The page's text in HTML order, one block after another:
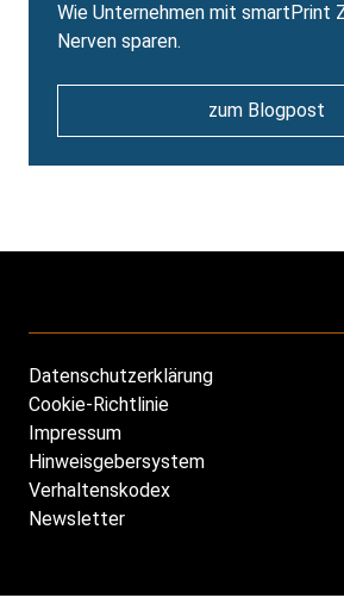
Body
Wie Unternehmen mit smartPrint
Nerven sparen.
zum Blogpost
Footer
DE
Datenschutzerklärung
Cookie-Richtlinie
Impressum
Hinweisgebersystem
Verhaltenskodex
Newsletter